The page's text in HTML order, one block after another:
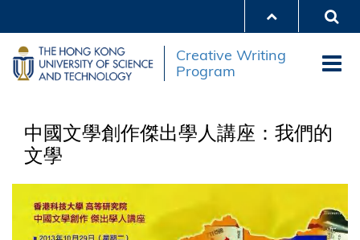
content
Creative Writing
Program
中國文學創作傑出學人講座：我們的
文學